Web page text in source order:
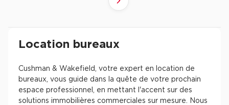
Suivant
Revenir à l'accueil -
Location bureaux
Cushman & Wakefield, votre expert en location de
bureaux, vous guide dans la quête de votre prochain
espace professionnel, en mettant l'accent sur des
solutions immobilières commerciales sur mesure. Nous